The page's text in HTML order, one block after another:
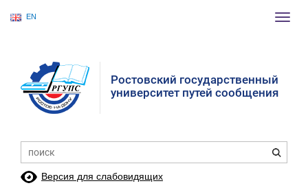
EN
Ростовский государственный
университет путей сообщения
Версия для слабовидящих